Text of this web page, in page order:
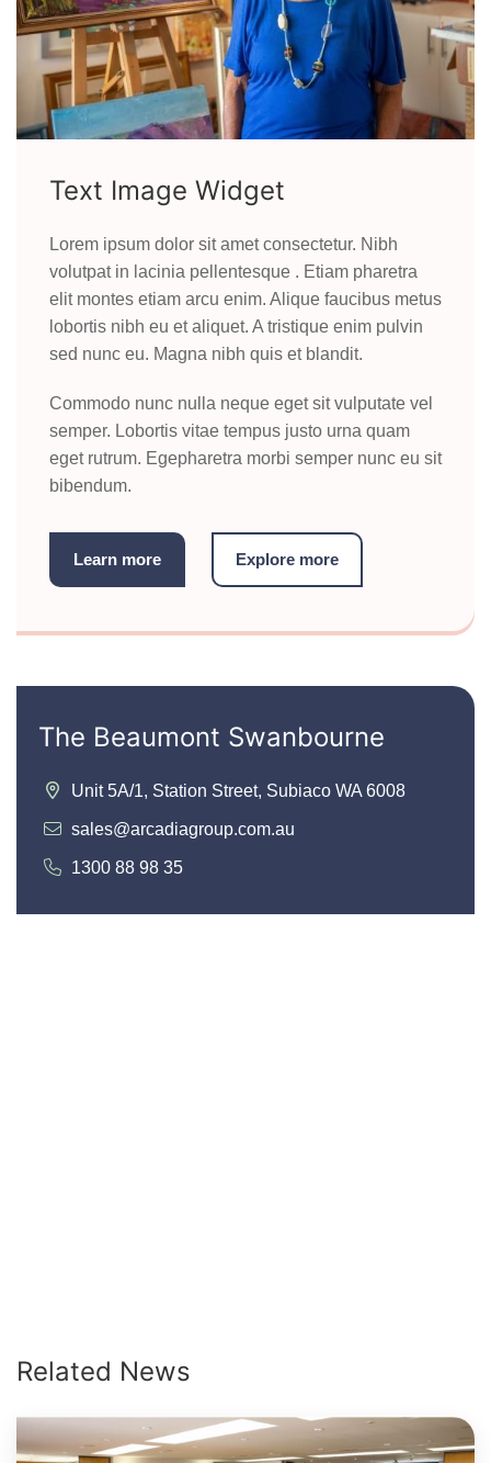
Text Image Widget
Lorem ipsum dolor sit amet consectetur. Nibh
volutpat in lacinia pellentesque . Etiam pharetra
elit montes etiam arcu enim. Alique faucibus metus
lobortis nibh eu et aliquet. A tristique enim pulvin
sed nunc eu. Magna nibh quis et blandit.
Commodo nunc nulla neque eget sit vulputate vel
semper. Lobortis vitae tempus justo urna quam
eget rutrum. Egepharetra morbi semper nunc eu sit
bibendum.
Learn more Explore more
The Beaumont Swanbourne
Unit 5A/1, Station Street, Subiaco WA 6008
sales@arcadiagroup.com.au
1300 88 98 35
Related News